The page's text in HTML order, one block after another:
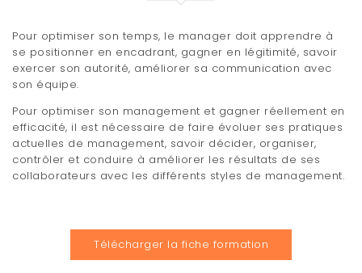
t
i
o
n
Pour optimiser son temps, le manager doit apprendre à
se positionner en encadrant, gagner en légitimité, savoir
exercer son autorité, améliorer sa communication avec
son équipe.
Pour optimiser son management et gagner réellement en
efficacité, il est nécessaire de faire évoluer ses pratiques
actuelles de management, savoir décider, organiser,
contrôler et conduire à améliorer les résultats de ses
collaborateurs avec les différents styles de management.
Télécharger la fiche formation